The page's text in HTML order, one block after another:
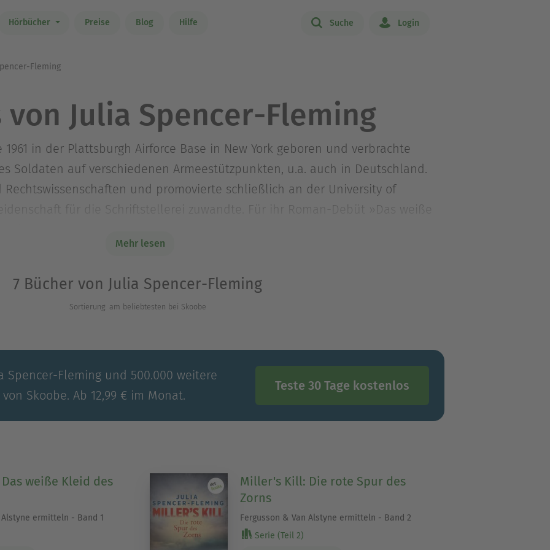
Hörbücher Preise Blog Hilfe Suche Login
Fleming
von Julia Spencer-Fleming
in der Plattsburgh Airforce Base in New York geboren und verbrachte
Soldaten auf verschiedenen Armeestützpunkten, u.a. auch in Deutschland.
und promovierte schließlich an der University of
für die Schriftstellerei zuwandte. Für ihr Roman-Debüt »Das weiße
juliaspencerfleming
Mehr lesen
7 Bücher von Julia Spencer-Fleming
Sortierung: am beliebtesten bei Skoobe
Spencer-Fleming und 500.000 weitere
Skoobe. Ab 12,99 € im Monat.
Teste 30 Tage kostenlos
weiße Kleid des
Alstyne ermitteln - Band 1
Miller's Kill: Die rote Spur des
Zorns
Fergusson & Van Alstyne ermitteln - Band 2
Serie (Teil 2)